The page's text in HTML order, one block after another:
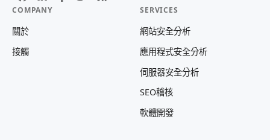
COMPANY
關於
接觸
SERVICES
網站安全分析
應用程式安全分析
伺服器安全分析
SEO稽核
軟體開發